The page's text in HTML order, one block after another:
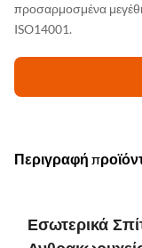
προσαρμοσμένα
ISO14001.
Περιγραφή
Εσωτερικά